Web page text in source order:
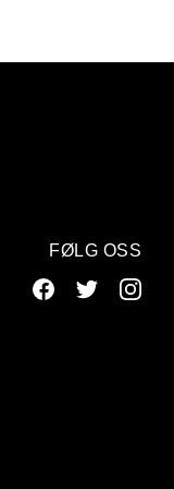
FØLG OSS